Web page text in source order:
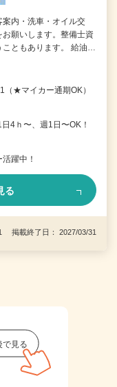
案内・洗車・オイル交
願いします。整備士資
こともあります。 給油…
（★マイカー通期OK）
ｈ〜、週1日〜OK！
躍中！
る
掲載終了日： 2027/03/31